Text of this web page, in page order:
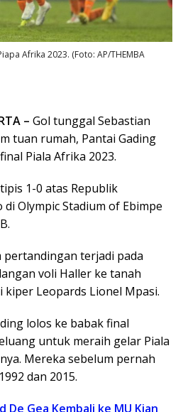
Afrika 2023. (Foto: AP/THEMBA
– Gol tunggal Sebastian
tuan rumah, Pantai Gading
Piala Afrika 2023.
1-0 atas Republik
Olympic Stadium of Ebimpe
pertandingan terjadi pada
voli Haller ke tanah
kiper Leopards Lionel Mpasi.
lolos ke babak final
untuk meraih gelar Piala
Mereka sebelum pernah
dan 2015.
De Gea Kembali ke MU Kian